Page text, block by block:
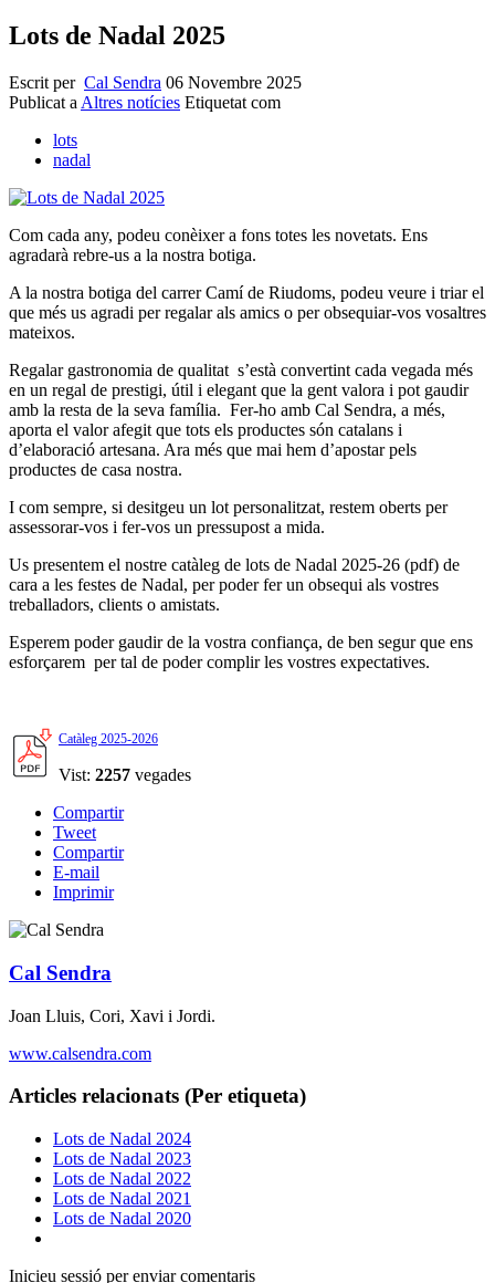
Lots de Nadal 2025
Escrit per Cal Sendra 06 Novembre 2025
Publicat a Altres notícies Etiquetat com
lots
nadal
Com cada any, podeu conèixer a fons totes les novetats. Ens
agradarà rebre-us a la nostra botiga.
A la nostra botiga del carrer Camí de Riudoms, podeu veure i triar el
que més us agradi per regalar als amics o per obsequiar-vos vosaltres
mateixos.
Regalar gastronomia de qualitat s’està convertint cada vegada més
en un regal de prestigi, útil i elegant que la gent valora i pot gaudir
amb la resta de la seva família. Fer-ho amb Cal Sendra, a més,
aporta el valor afegit que tots els productes són catalans i
d’elaboració artesana. Ara més que mai hem d’apostar pels
productes de casa nostra.
I com sempre, si desitgeu un lot personalitzat, restem oberts per
assessorar-vos i fer-vos un pressupost a mida.
Us presentem el nostre catàleg de lots de Nadal 2025-26 (pdf) de
cara a les festes de Nadal, per poder fer un obsequi als vostres
treballadors, clients o amistats.
Esperem poder gaudir de la vostra confiança, de ben segur que ens
esforçarem per tal de poder complir les vostres expectatives.
Catàleg 2025-2026
Vist: 2257 vegades
Compartir
Tweet
Compartir
E-mail
Imprimir
Cal Sendra
Joan Lluis, Cori, Xavi i Jordi.
www.calsendra.com
Articles relacionats (Per etiqueta)
Lots de Nadal 2024
Lots de Nadal 2023
Lots de Nadal 2022
Lots de Nadal 2021
Lots de Nadal 2020
Inicieu sessió per enviar comentaris